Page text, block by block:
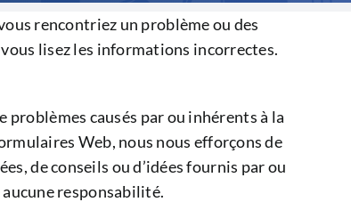
rencontriez un problème ou des
lisez les informations incorrectes.
problèmes causés par ou inhérents à la
Web, nous nous efforçons de
de conseils ou d’idées fournis par ou
aucune responsabilité.